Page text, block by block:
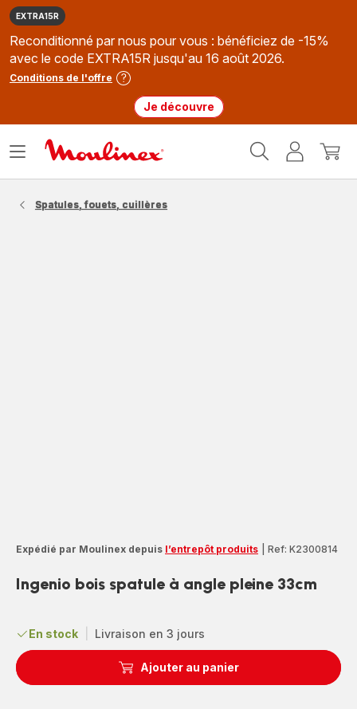
EXTRA15R
Reconditionné par nous pour vous : bénéficiez de -15%
avec le code EXTRA15R jusqu'au 16 août 2026.
Conditions de l'offre
Je découvre
MonMon
Ouvrir
Spatules, fouets, cuillères
Expédié par Moulinex depuis l’entrepôt produits Ref: K2300814
Ingenio bois spatule à angle pleine 33cm
En stock Livraison en 3 jours
Ajouter au panier